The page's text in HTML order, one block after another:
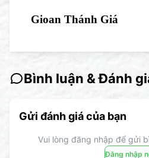
Gioan Thánh Giá
Bình luận & Đánh
Gửi đánh giá của bạn
Vui lòng đăng nhập để gửi
Đăng nhập